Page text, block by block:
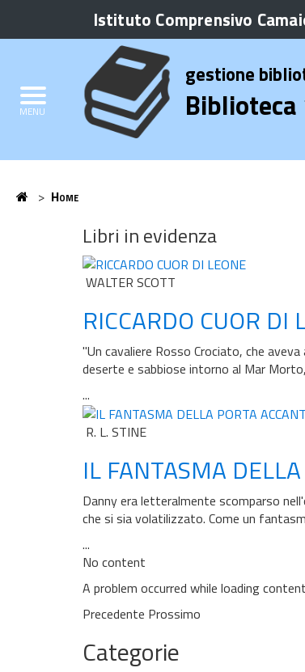
Credits
Istituto Comprensivo
Biblioteca
MENU
gestione
Biblioteca
Home
> Home
Libri in evidenza
WALTER SCOTT
RICCARDO CUOR DI
"Un cavaliere Rosso Crociato, che
deserte e sabbiose intorno al Mar
...
R. L. STINE
IL FANTASMA
Danny era letteralmente scomparso
che si sia volatilizzato. Come un
...
No content
A problem occurred while loading
Precedente Prossimo
Categorie